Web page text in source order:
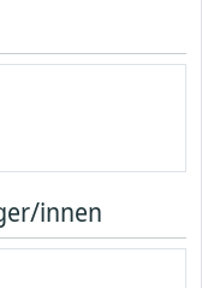
innen